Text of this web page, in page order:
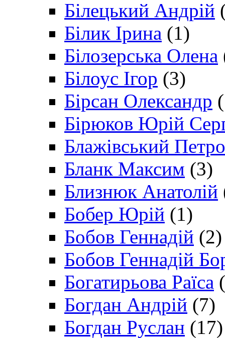
Білецький Андрій
Білик Ірина (1)
Білозерська Олена
Білоус Ігор (3)
Бірсан Олександр
Бірюков Юрій
Блажівський Петро
Бланк Максим (3)
Близнюк Анатолій
Бобер Юрій (1)
Бобов Геннадій (2)
Бобов Геннадій
Богатирьова Раїса
Богдан Андрій (7)
Богдан Руслан (17)